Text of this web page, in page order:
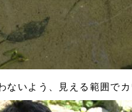
ないよう、見える範囲で